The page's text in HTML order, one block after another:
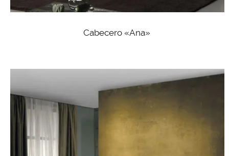
Cabecero «Ana»